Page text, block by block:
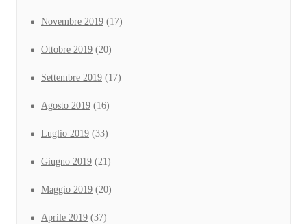
Novembre 2019 (17)
Ottobre 2019 (20)
Settembre 2019 (17)
Agosto 2019 (16)
Luglio 2019 (33)
Giugno 2019 (21)
Maggio 2019 (20)
Aprile 2019 (37)